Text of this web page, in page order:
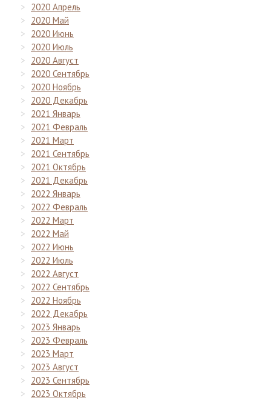
2020 Апрель
2020 Май
2020 Июнь
2020 Июль
2020 Август
2020 Сентябрь
2020 Ноябрь
2020 Декабрь
2021 Январь
2021 Февраль
2021 Март
2021 Сентябрь
2021 Октябрь
2021 Декабрь
2022 Январь
2022 Февраль
2022 Март
2022 Май
2022 Июнь
2022 Июль
2022 Август
2022 Сентябрь
2022 Ноябрь
2022 Декабрь
2023 Январь
2023 Февраль
2023 Март
2023 Август
2023 Сентябрь
2023 Октябрь